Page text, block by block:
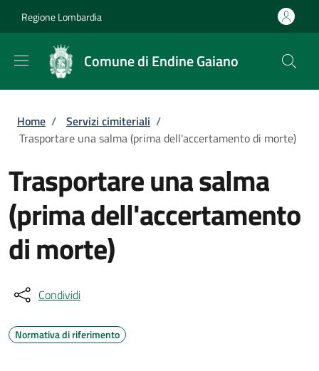
Regione Lombardia
Comune di Endine Gaiano
Briciole di pane
Home / Servizi cimiteriali /
Trasportare una salma (prima dell'accertamento di morte)
Trasportare una salma
(prima dell'accertamento
di morte)
Condividi
Normativa di riferimento